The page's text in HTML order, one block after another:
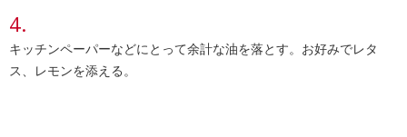
キッチンペーパーなどにとって余計な油を落とす。お好みでレタ
ス、レモンを添える。